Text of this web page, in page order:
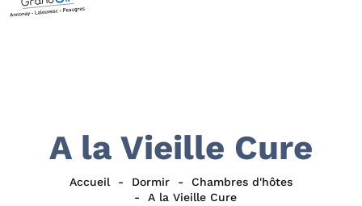
A la Vieille Cure
Accueil Dormir
Chambres d'hôtes
A la Vieille Cure